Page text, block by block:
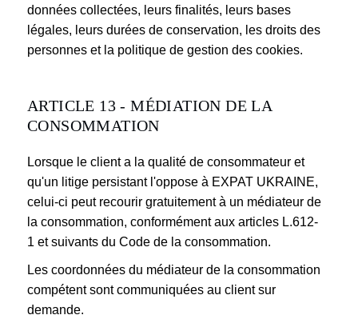
données collectées, leurs finalités, leurs bases
légales, leurs durées de conservation, les droits des
personnes et la politique de gestion des cookies.
ARTICLE 13 - MÉDIATION DE LA
CONSOMMATION
Lorsque le client a la qualité de consommateur et
qu'un litige persistant l'oppose à EXPAT UKRAINE,
celui-ci peut recourir gratuitement à un médiateur de
la consommation, conformément aux articles L.612-
1 et suivants du Code de la consommation.
Les coordonnées du médiateur de la consommation
compétent sont communiquées au client sur
demande.